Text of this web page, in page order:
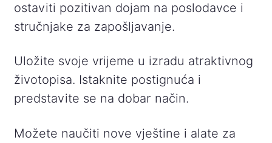
ostaviti pozitivan dojam na poslodavce i
stručnjake za zapošljavanje.
Uložite svoje vrijeme u izradu atraktivnog
životopisa. Istaknite postignuća i
predstavite se na dobar način.
Možete naučiti nove vještine i alate za